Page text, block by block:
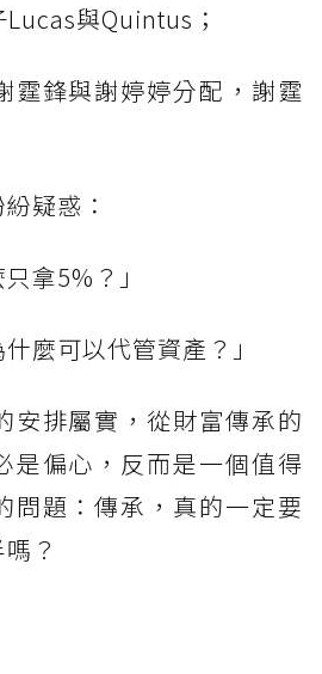
與Quintus；
霆鋒與謝婷婷分配，謝霆
疑惑：
拿5%？」
什麼可以代管資產？」
安排屬實，從財富傳承的
是偏心，反而是一個值得
問題：傳承，真的一定要
？